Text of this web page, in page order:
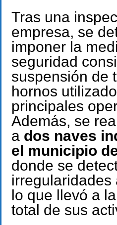
Tras una
empresa, se
imponer la
seguridad
suspensión de
hornos
principales
Además, se
a dos naves
el municipio
donde se
irregularidades
lo que llevó a
total de sus